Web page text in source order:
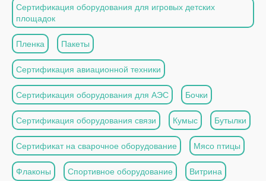
Сертификация оборудования для игровых детских
площадок
Пленка Пакеты
Сертификация авиационной техники
Сертификация оборудования для АЭС Бочки
Сертификация оборудования связи Кумыс Бутылки
Сертификат на сварочное оборудование Мясо птицы
Флаконы Спортивное оборудование Витрина